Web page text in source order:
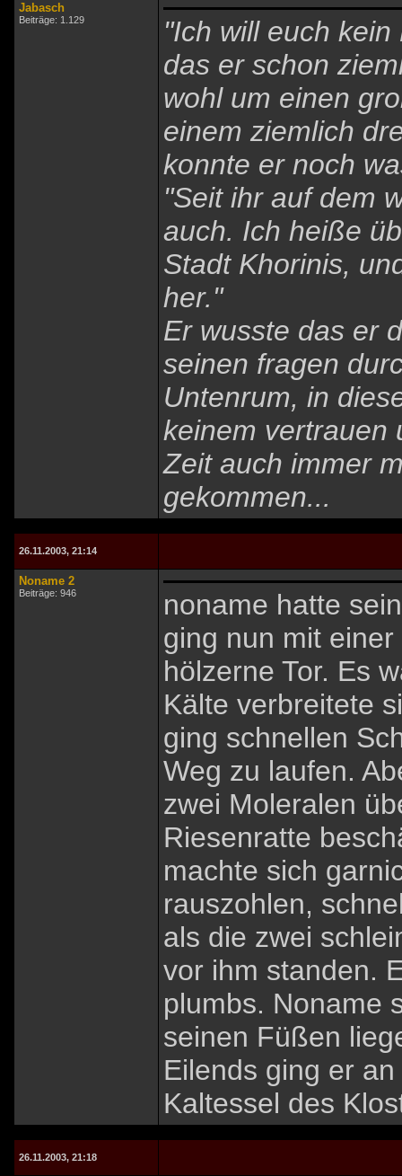
Jabasch
Beiträge: 1.129
"Ich will euch
das er schon
wohl um einen
einem ziemlich
konnte er noch
"Seit ihr auf dem
auch. Ich heiße
Stadt Khorinis,
her."
Er wusste das er
seinen fragen
Untenrum, in
keinem vertrauen
Zeit auch immer
gekommen...
26.11.2003, 21:14
Noname 2
Beiträge: 946
noname hatte
ging nun mit
hölzerne Tor. Es
Kälte verbreitete
ging schnellen
Weg zu laufen.
zwei Moleralen
Riesenratte
machte sich
rauszohlen,
als die zwei
vor ihm standen.
plumbs. Noname
seinen Füßen
Eilends ging er
Kaltessel des
26.11.2003, 21:18